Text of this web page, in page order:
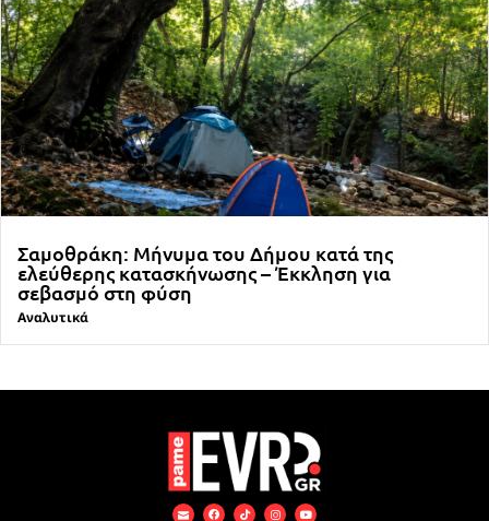
Σαμοθράκη: Μήνυμα του Δήμου κατά της
ελεύθερης κατασκήνωσης – Έκκληση για
σεβασμό στη φύση
Αναλυτικά